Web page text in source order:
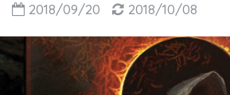
2018/09/20 2018/10/08